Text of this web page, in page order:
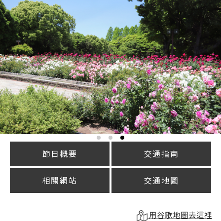
節日概要 交通指南
相關網站 交通地圖
用谷歌地圖去這裡